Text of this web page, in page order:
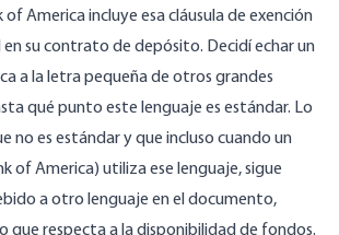
of America incluye esa cláusula de exención
su contrato de depósito. Decidí echar un
a la letra pequeña de otros grandes
qué punto este lenguaje es estándar. Lo
no es estándar y que incluso cuando un
of America) utiliza ese lenguaje, sigue
a otro lenguaje en el documento,
que respecta a la disponibilidad de fondos.